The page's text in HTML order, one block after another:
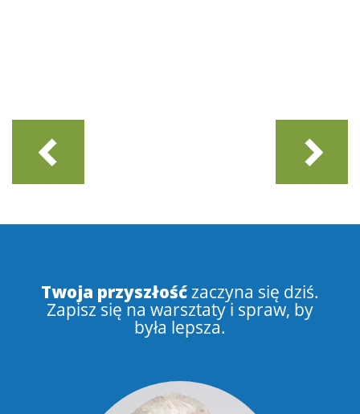
Twoja przyszłość zaczyna się dziś.
Zapisz się na warsztaty i spraw, by
była lepsza.